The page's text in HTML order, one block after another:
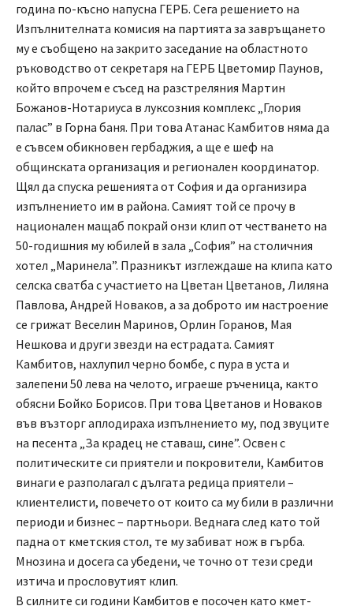
година по-късно напусна ГЕРБ. Сега решението на
Изпълнителната комисия на партията за завръщането
му е съобщено на закрито заседание на областното
ръководство от секретаря на ГЕРБ Цветомир Паунов,
който впрочем е съсед на разстреляния Мартин
Божанов-Нотариуса в луксозния комплекс „Глория
палас” в Горна баня. При това Атанас Камбитов няма да
е съвсем обикновен гербаджия, а ще е шеф на
общинската организация и регионален координатор.
Щял да спуска решенията от София и да организира
изпълнението им в района. Самият той се прочу в
национален мащаб покрай онзи клип от честването на
50-годишния му юбилей в зала „София” на столичния
хотел „Маринела”. Празникът изглеждаше на клипа като
селска сватба с участието на Цветан Цветанов, Лиляна
Павлова, Андрей Новаков, а за доброто им настроение
се грижат Веселин Маринов, Орлин Горанов, Мая
Нешкова и други звезди на естрадата. Самият
Камбитов, нахлупил черно бомбе, с пура в уста и
залепени 50 лева на челото, играеше ръченица, както
обясни Бойко Борисов. При това Цветанов и Новаков
във възторг аплодираха изпълнението му, под звуците
на песента „За крадец не ставаш, сине”. Освен с
политическите си приятели и покровители, Камбитов
винаги е разполагал с дългата редица приятели –
клиентелисти, повечето от които са му били в различни
периоди и бизнес – партньори. Веднага след като той
падна от кметския стол, те му забиват нож в гърба.
Мнозина и досега са убедени, че точно от тези среди
изтича и прословутият клип.
В силните си години Камбитов е посочен като кмет-